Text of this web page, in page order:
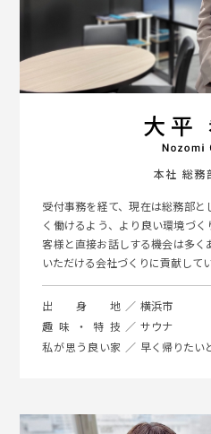
本社 総務
受付事務を経て、現在は総務部
く働けるよう、より良い環境づ
客様と直接お話しする機会は多
いただける会社づくりに貢献して
出身地
横浜市
趣味・特技
サウナ
私が思う良い家
早く帰りたい